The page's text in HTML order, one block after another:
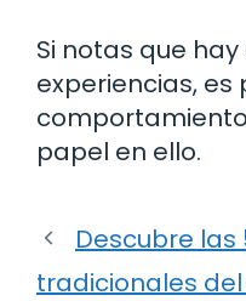
Si notas que
experiencias, es
papel en ello.
Descubre
tradicionales